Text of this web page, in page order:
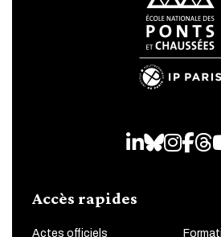
LinkedIn
Accès rapides
Actes officiels